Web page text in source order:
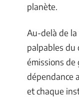
planète.
Au-delà de
palpables du
émissions de
dépendance
et chaque